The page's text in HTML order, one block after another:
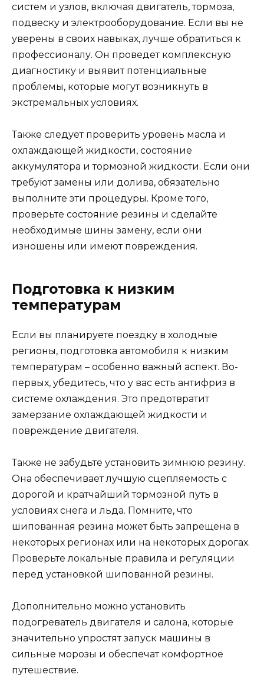
систем и узлов, включая двигатель, тормоза,
подвеску и электрооборудование. Если вы не
уверены в своих навыках, лучше обратиться к
профессионалу. Он проведет комплексную
диагностику и выявит потенциальные
проблемы, которые могут возникнуть в
экстремальных условиях.
Также следует проверить уровень масла и
охлаждающей жидкости, состояние
аккумулятора и тормозной жидкости. Если они
требуют замены или долива, обязательно
выполните эти процедуры. Кроме того,
проверьте состояние резины и сделайте
необходимые шины замену, если они
изношены или имеют повреждения.
Подготовка к низким
температурам
Если вы планируете поездку в холодные
регионы, подготовка автомобиля к низким
температурам – особенно важный аспект. Во-
первых, убедитесь, что у вас есть антифриз в
системе охлаждения. Это предотвратит
замерзание охлаждающей жидкости и
повреждение двигателя.
Также не забудьте установить зимнюю резину.
Она обеспечивает лучшую сцепляемость с
дорогой и кратчайший тормозной путь в
условиях снега и льда. Помните, что
шипованная резина может быть запрещена в
некоторых регионах или на некоторых дорогах.
Проверьте локальные правила и регуляции
перед установкой шипованной резины.
Дополнительно можно установить
подогреватель двигателя и салона, которые
значительно упростят запуск машины в
сильные морозы и обеспечат комфортное
путешествие.